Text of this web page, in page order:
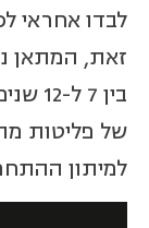
לבדו אחראי
זאת, המתאן
בין
של פליטות
למיתון